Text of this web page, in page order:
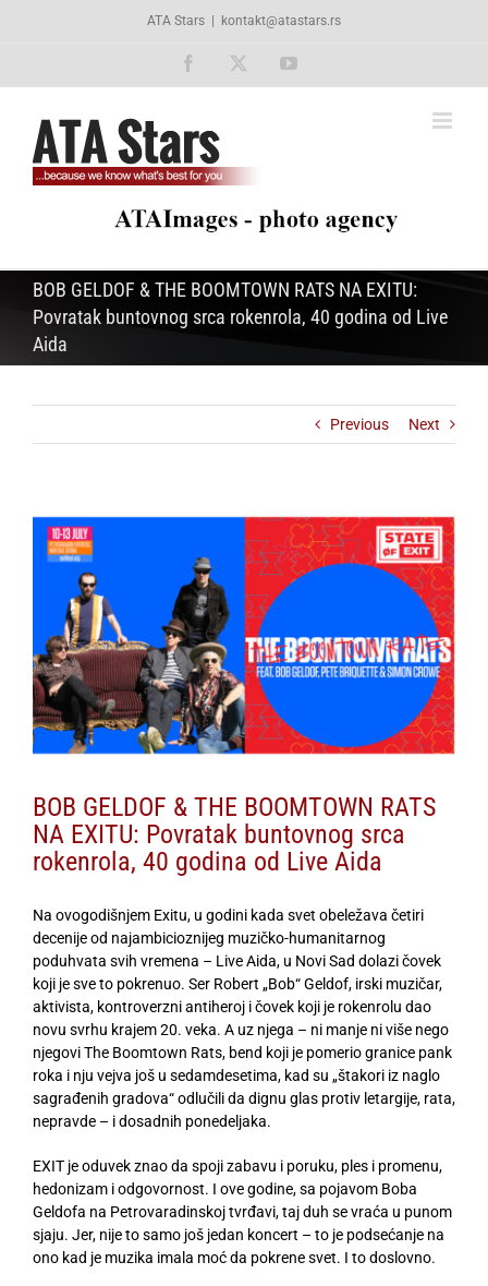
ATA Stars kontakt@atastars.rs
Facebook YouTube
BOB GELDOF & THE BOOMTOWN RATS NA EXITU:
Povratak buntovnog srca rokenrola, 40 godina od Live
Aida
Previous Next
View
Larger
Image
BOB GELDOF & THE BOOMTOWN RATS
NA EXITU: Povratak buntovnog srca
rokenrola, 40 godina od Live Aida
Na ovogodišnjem Exitu, u godini kada svet obeležava četiri
decenije od najambicioznijeg muzičko-humanitarnog
poduhvata svih vremena – Live Aida, u Novi Sad dolazi čovek
koji je sve to pokrenuo. Ser Robert „Bob“ Geldof, irski muzičar,
aktivista, kontroverzni antiheroj i čovek koji je rokenrolu dao
novu svrhu krajem 20. veka. A uz njega – ni manje ni više nego
njegovi The Boomtown Rats, bend koji je pomerio granice pank
roka i nju vejva još u sedamdesetima, kad su „štakori iz naglo
sagrađenih gradova“ odlučili da dignu glas protiv letargije, rata,
nepravde – i dosadnih ponedeljaka.
EXIT je oduvek znao da spoji zabavu i poruku, ples i promenu,
hedonizam i odgovornost. I ove godine, sa pojavom Boba
Geldofa na Petrovaradinskoj tvrđavi, taj duh se vraća u punom
sjaju. Jer, nije to samo još jedan koncert – to je podsećanje na
ono kad je muzika imala moć da pokrene svet. I to doslovno.